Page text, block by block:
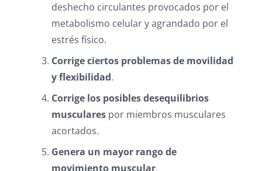
deshecho circulantes provocados por el
metabolismo celular y agrandado por el
estrés físico.
Corrige ciertos problemas de movilidad
y flexibilidad.
Corrige los posibles desequilibrios
musculares por miembros musculares
acortados.
Genera un mayor rango de
movimiento muscular,